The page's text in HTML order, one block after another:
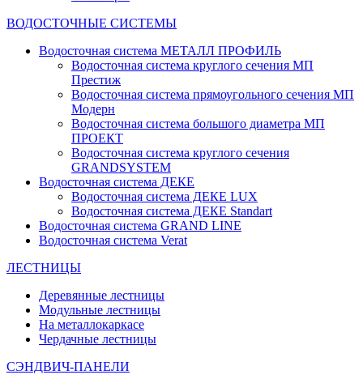
ВОДОСТОЧНЫЕ СИСТЕМЫ
Водосточная система МЕТАЛЛ ПРОФИЛЬ
Водосточная система круглого сечения МП
Престиж
Водосточная система прямоугольного сечения МП
Модерн
Водосточная система большого диаметра МП
ПРОЕКТ
Водосточная система круглого сечения
GRANDSYSTEM
Водосточная система ДЕКЕ
Водосточная система ДЕКЕ LUX
Водосточная система ДЕКЕ Standart
Водосточная система GRAND LINE
Водосточная система Verat
ЛЕСТНИЦЫ
Деревянные лестницы
Модульные лестницы
На металлокаркасе
Чердачные лестницы
СЭНДВИЧ-ПАНЕЛИ